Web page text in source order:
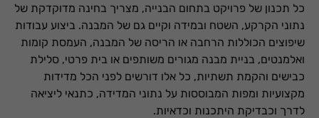
כל תכנון של פרויקט בתחום הבנייה, מצריך בחינה מדוקדקת של
נתוני הקרקע, השטח ובמידה וקיים גם של המבנה. ביצוע עבודות
שיפוצים הכוללות הרחבה או הריסה של המבנה, העמסת קומות
ואלמנטים, בניית מבנה מגורים משותפים או בית פרטי, סלילת
כבישים והקמת תשתיות, כל אלו דורשים לפני הכל מדידות
מקצועיות ומפות המבוססות על נתוני המדידה, כתנאי ליציאה
לדרך וכבדיקת היתכנות וכדאיות.